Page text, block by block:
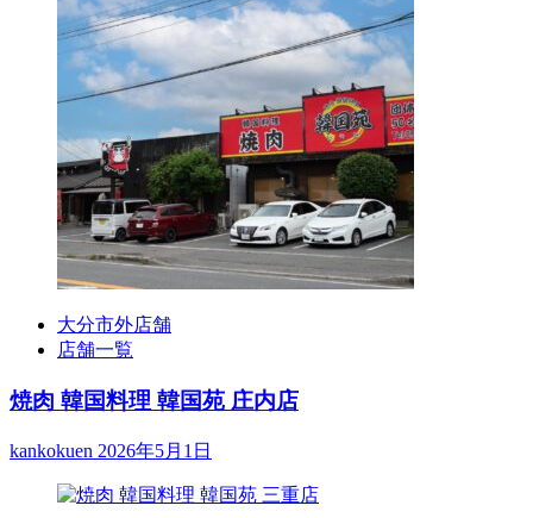
大分市外店舗
店舗一覧
焼肉 韓国料理 韓国苑 庄内店
kankokuen 2026年5月1日